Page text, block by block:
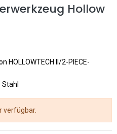
Hollow
HOLLOWTECH II/2-PIECE-
verfügbar.